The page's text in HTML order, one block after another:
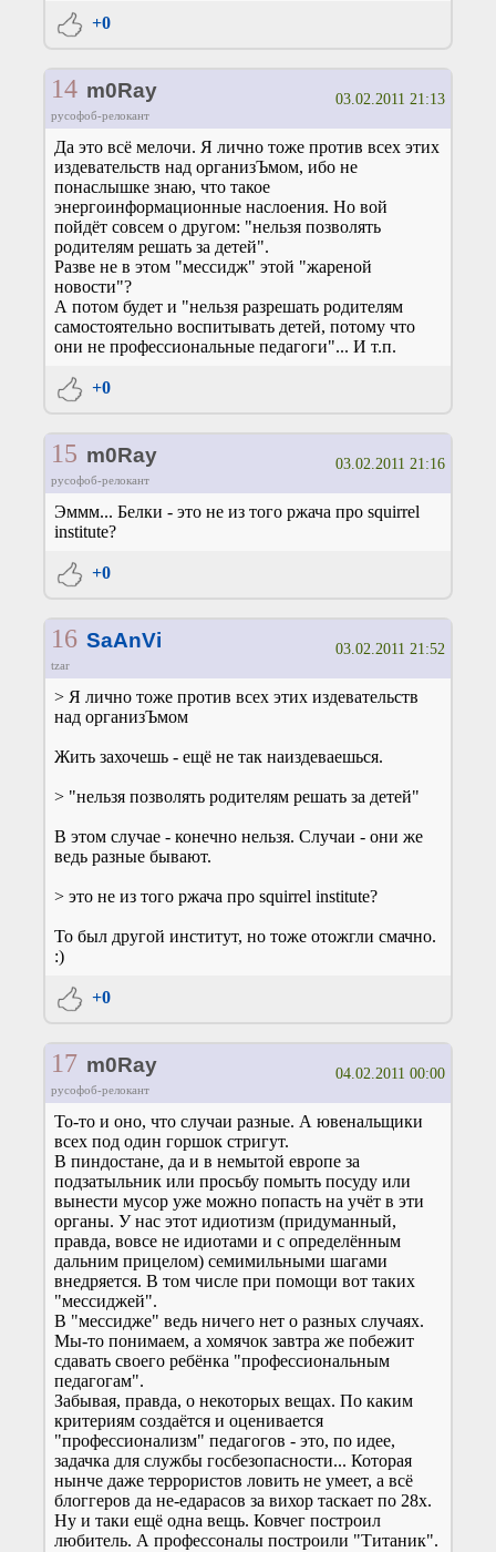
+0
14 m0Ray
русофоб-релокант
03.02.2011 21:13
Да это всё мелочи. Я лично тоже против всех этих
издевательств над организЪмом, ибо не
понаслышке знаю, что такое
энергоинформационные наслоения. Но вой
пойдёт совсем о другом: "нельзя позволять
родителям решать за детей".
Разве не в этом "мессидж" этой "жареной
новости"?
А потом будет и "нельзя разрешать родителям
самостоятельно воспитывать детей, потому что
они не профессиональные педагоги"... И т.п.
+0
15 m0Ray
русофоб-релокант
03.02.2011 21:16
Эммм... Белки - это не из того ржача про squirrel
institute?
+0
16 SaAnVi
tzar
03.02.2011 21:52
> Я лично тоже против всех этих издевательств
над организЪмом
Жить захочешь - ещё не так наиздеваешься.
> "нельзя позволять родителям решать за детей"
В этом случае - конечно нельзя. Случаи - они же
ведь разные бывают.
> это не из того ржача про squirrel institute?
То был другой институт, но тоже отожгли смачно.
:)
+0
17 m0Ray
русофоб-релокант
04.02.2011 00:00
То-то и оно, что случаи разные. А ювенальщики
всех под один горшок стригут.
В пиндостане, да и в немытой европе за
подзатыльник или просьбу помыть посуду или
вынести мусор уже можно попасть на учёт в эти
органы. У нас этот идиотизм (придуманный,
правда, вовсе не идиотами и с определённым
дальним прицелом) семимильными шагами
внедряется. В том числе при помощи вот таких
"мессиджей".
В "мессидже" ведь ничего нет о разных случаях.
Мы-то понимаем, а хомячок завтра же побежит
сдавать своего ребёнка "профессиональным
педагогам".
Забывая, правда, о некоторых вещах. По каким
критериям создаётся и оценивается
"профессионализм" педагогов - это, по идее,
задачка для службы госбезопасности... Которая
нынче даже террористов ловить не умеет, а всё
блоггеров да не-едарасов за вихор таскает по 28x.
Ну и таки ещё одна вещь. Ковчег построил
любитель. А профессоналы построили "Титаник".